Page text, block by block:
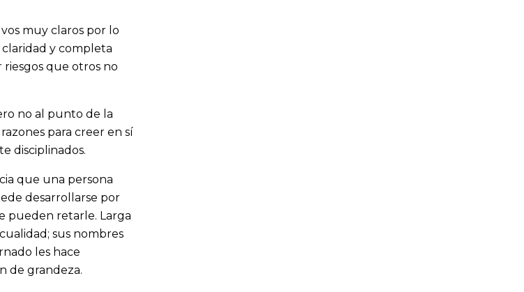
muy claros por lo
y completa
que otros no
no al punto de la
para creer en sí
disciplinados.
que una persona
desarrollarse por
pueden retarle. Larga
sus nombres
les hace
de grandeza.